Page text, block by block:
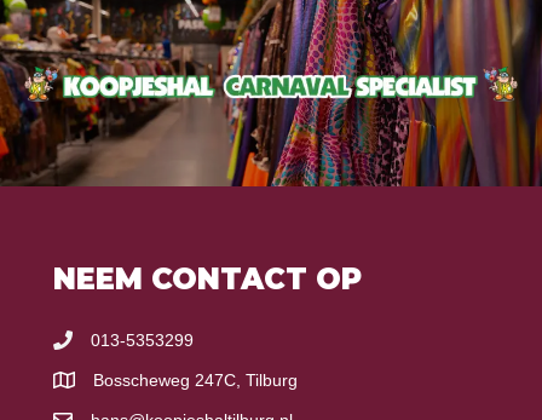
NEEM CONTACT OP
013-5353299
Bosscheweg 247C, Tilburg